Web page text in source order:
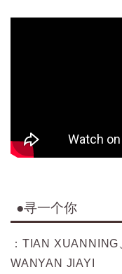
●寻一个你
：TIAN
WANYAN JIAYI